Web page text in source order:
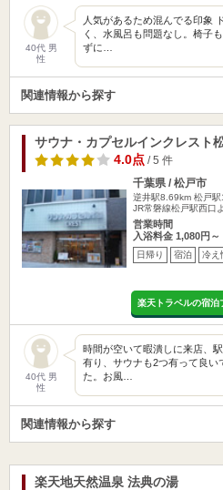
40代 男
性
人気があるため混んでる印象
く、水風呂も問題なし。椅子
ずに…
関連情報から探す
サウナ・カプセルインクレスト
4.0点/ 5 件
千葉県 / 松戸市
逆井駅8.69km 松戸
JR常磐線松戸駅西口
営業時間
入浴料金 1,080円～
日帰り 宿泊 冷え
楽天トラベルの宿泊
40代 男
性
時間が空いて暇潰しに来店、
有り、サウナも2つ有って良い
た。お風…
関連情報から探す
楽天地天然温泉 法典の湯